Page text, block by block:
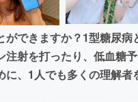
ができますか？1型糖尿
射を打ったり、低血糖
、1人でも多くの理解者